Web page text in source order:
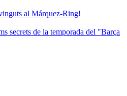
al Márquez-Ring!
secrets de la temporada del "Barça